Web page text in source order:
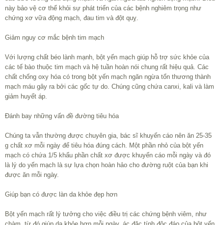
này bảo vệ cơ thể khỏi sự phát triển của các bệnh nghiêm trọng như
chứng xơ vữa động mạch, đau tim và đột quỵ.
Giảm nguy cơ mắc bệnh tim mạch
Với lượng chất béo lành mạnh, bột yến mạch giúp hỗ trợ sức khỏe của
các tế bào thuộc tim mạch và hệ tuần hoàn nói chung rất hiệu quả. Các
chất chống oxy hóa có trong bột yến mạch ngăn ngừa tổn thương thành
mạch máu gây ra bởi các gốc tự do. Chúng cũng chứa canxi, kali và làm
giảm huyết áp.
Đánh bay những vấn đề đường tiêu hóa
Chúng ta vẫn thường được chuyên gia, bác sĩ khuyến cáo nên ăn 25-35
g chất xơ mỗi ngày để tiêu hóa đúng cách. Một phần nhỏ của bột yến
mạch có chứa 1/5 khẩu phần chất xơ được khuyến cáo mỗi ngày và đó
là lý do yến mạch là sự lựa chọn hoàn hảo cho đường ruột của bạn khi
được ăn mỗi ngày.
Giúp bạn có được làn da khỏe đẹp hơn
Bột yến mạch rất lý tưởng cho việc điều trị các chứng bệnh viêm, như